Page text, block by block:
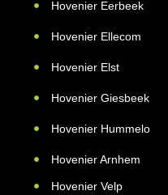
Hovenier Eerbeek
Hovenier Ellecom
Hovenier Elst
Hovenier Giesbeek
Hovenier Hummelo
Hovenier Arnhem
Hovenier Velp